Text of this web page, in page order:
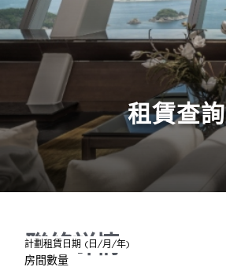
租賃查詢
聯絡詳情
稱呼*
名字*
姓氏*
電郵地址*
國家代碼
電話號碼
計劃租賃日期 (日/月/年)
預算*
房間數量